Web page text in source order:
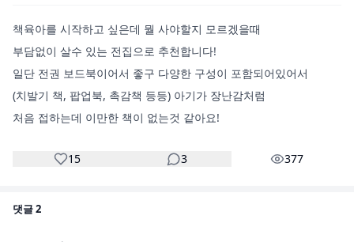
책육아를 시작하고 싶은데 뭘 사야할지 모르겠을때
부담없이 살수 있는 전집으로 추천합니다!
일단 전권 보드북이어서 좋구 다양한 구성이 포함되어있어서
(치발기 책, 팝업북, 촉감책 등등) 아기가 장난감처럼
15 3 377
댓글2